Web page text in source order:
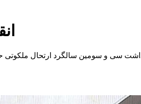
سی و سومین سالگرد ارتحال